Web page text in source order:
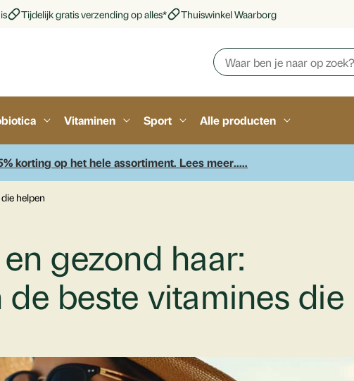
Tijdelijk gratis verzending op alles* Thuiswinkel Waarborg
Vitaminen Sport Alle producten
korting op het hele assortiment. Lees meer.....
helpen
gezond haar:
beste vitamines die